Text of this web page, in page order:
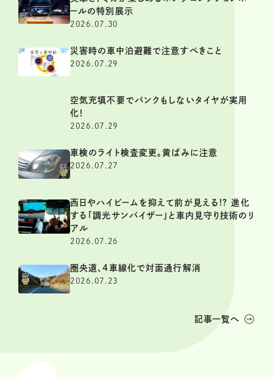
ールの特別展示
2026.07.30
災害時の車中泊避難で注意すべきこと
2026.07.29
空気充填不要でパンクもしないタイヤが実用
化！
2026.07.29
車検のライト検査変更。黄ばみに注意
2026.07.27
西日やハイビームを抑えて前が見える!? 進化
する「調光サンバイザー」と車内見守り技術のリ
アル
2026.07.26
圏央道、4車線化で対面通行解消
2026.07.23
記事一覧へ